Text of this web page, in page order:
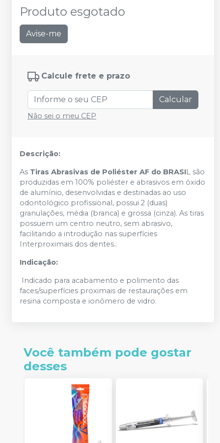
Produto esgotado
Avise-me
Calcule frete e prazo
Calcular
Não sei o meu CEP
Descrição:
As Tiras Abrasivas de Poliéster AF do BRASIL são
produzidas em 100% poliéster e abrasivos em óxido
de alumínio, desenvolvidas e destinadas ao uso
odontológico profissional, possui 2 (duas)
granulações, média (branca) e grossa (cinza). As tiras
possuem um centro neutro, sem abrasivo,
facilitando a introdução nas superfícies
Interproximais dos dentes..
Indicação:
Indicado para acabamento e polimento das
faces/superfícies proximais de restaurações em
resina composta e ionômero de vidro.
Você também pode gostar
desses